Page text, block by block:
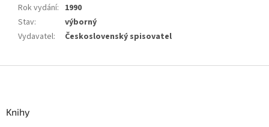
Rok vydání: 1990
Stav:
výborný
Vydavatel: Československý spisovatel
Knihy